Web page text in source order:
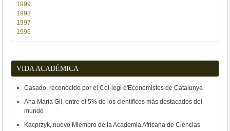
1999
1998
1997
1996
VIDA ACADÉMICA
Casado, reconocido por el Col·legi d'Economistes de Catalunya
Ana María Gil, entre el 5% de los científicos más destacados del
mundo
Kacprzyk, nuevo Miembro de la Academia Africana de Ciencias